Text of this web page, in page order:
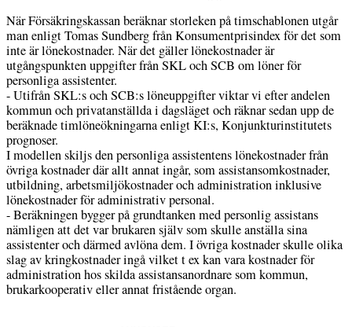
När Försäkringskassan beräknar storleken på timschablonen utgår
man enligt Tomas Sundberg från Konsumentprisindex för det som
inte är lönekostnader. När det gäller lönekostnader är
utgångspunkten uppgifter från SKL och SCB om löner för
personliga assistenter.
- Utifrån SKL:s och SCB:s löneuppgifter viktar vi efter andelen
kommun och privatanställda i dagsläget och räknar sedan upp de
beräknade timlöneökningarna enligt KI:s, Konjunkturinstitutets
prognoser.
I modellen skiljs den personliga assistentens lönekostnader från
övriga kostnader där allt annat ingår, som assistansomkostnader,
utbildning, arbetsmiljökostnader och administration inklusive
lönekostnader för administrativ personal.
- Beräkningen bygger på grundtanken med personlig assistans
nämligen att det var brukaren själv som skulle anställa sina
assistenter och därmed avlöna dem. I övriga kostnader skulle olika
slag av kringkostnader ingå vilket t ex kan vara kostnader för
administration hos skilda assistansanordnare som kommun,
brukarkooperativ eller annat fristående organ.